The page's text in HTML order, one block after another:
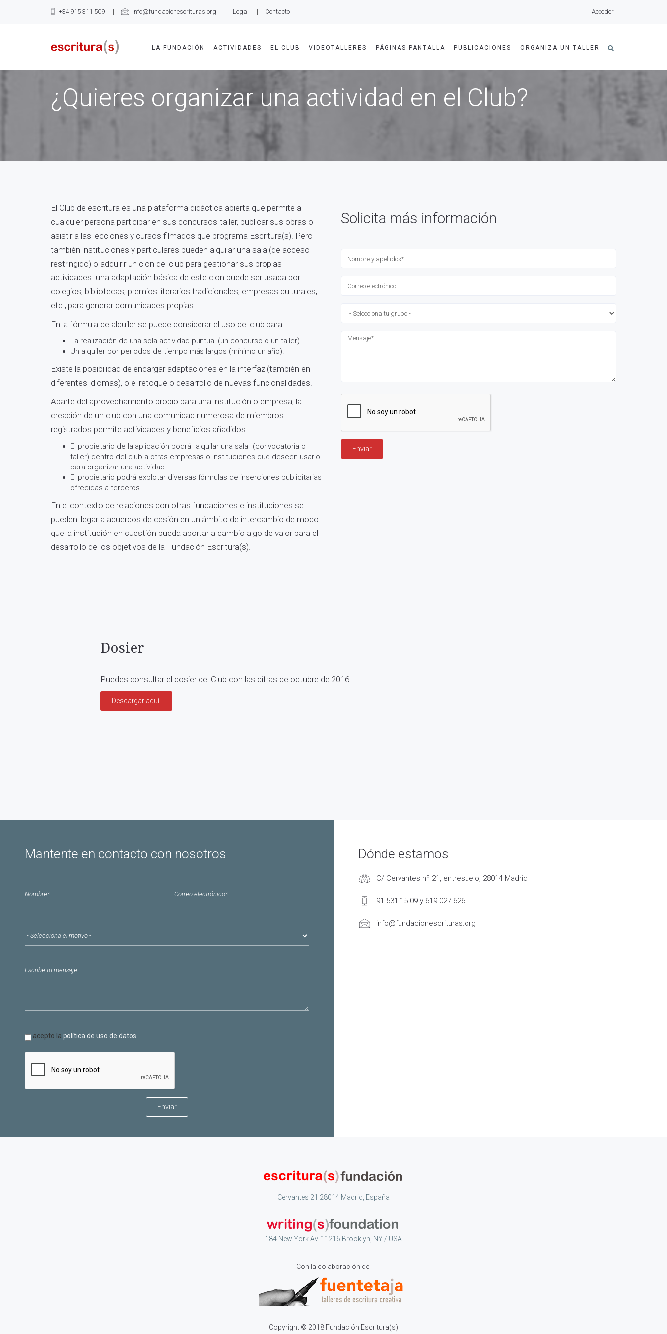
+34 915 311 509 info@fundacionescrituras.org Legal Contacto Acceder
LA FUNDACIÓN ACTIVIDADES EL CLUB VIDEOTALLERES PÁGINAS PANTALLA PUBLICACIONES ORGANIZA UN TALLER
¿Quieres organizar una actividad en el Club?
El Club de escritura es una plataforma didáctica abierta que permite a
cualquier persona participar en sus concursos-taller, publicar sus obras o
asistir a las lecciones y cursos filmados que programa Escritura(s). Pero
también instituciones y particulares pueden alquilar una sala (de acceso
restringido) o adquirir un clon del club para gestionar sus propias
actividades: una adaptación básica de este clon puede ser usada por
colegios, bibliotecas, premios literarios tradicionales, empresas culturales,
etc., para generar comunidades propias.
En la fórmula de alquiler se puede considerar el uso del club para:
La realización de una sola actividad puntual (un concurso o un taller).
Un alquiler por periodos de tiempo más largos (mínimo un año).
Existe la posibilidad de encargar adaptaciones en la interfaz (también en
diferentes idiomas), o el retoque o desarrollo de nuevas funcionalidades.
Aparte del aprovechamiento propio para una institución o empresa, la
creación de un club con una comunidad numerosa de miembros
registrados permite actividades y beneficios añadidos:
El propietario de la aplicación podrá "alquilar una sala" (convocatoria o
taller) dentro del club a otras empresas o instituciones que deseen usarlo
para organizar una actividad.
El propietario podrá explotar diversas fórmulas de inserciones publicitarias
ofrecidas a terceros.
En el contexto de relaciones con otras fundaciones e instituciones se
pueden llegar a acuerdos de cesión en un ámbito de intercambio de modo
que la institución en cuestión pueda aportar a cambio algo de valor para el
desarrollo de los objetivos de la Fundación Escritura(s).
Solicita más información
Mensaje*
Dosier
Puedes consultar el dosier del Club con las cifras de octubre de 2016
Descargar aquí.
Mantente en contacto con nosotros
Mensaje*
Política de datos*
acepto la política de uso de datos
Dónde estamos
C/ Cervantes nº 21, entresuelo, 28014 Madrid
91 531 15 09 y 619 027 626
info@fundacionescrituras.org
Cervantes 21 28014 Madrid, España
184 New York Av. 11216 Brooklyn, NY / USA
Con la colaboración de
Copyright © 2018 Fundación Escritura(s)